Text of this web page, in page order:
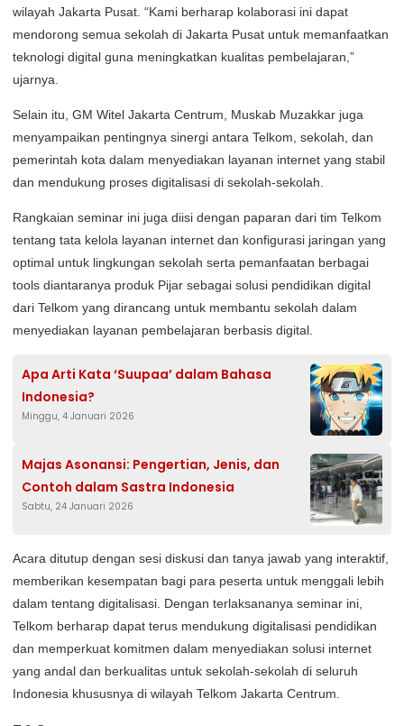
wilayah Jakarta Pusat. “Kami berharap kolaborasi ini dapat
mendorong semua sekolah di Jakarta Pusat untuk memanfaatkan
teknologi digital guna meningkatkan kualitas pembelajaran,”
ujarnya.
Selain itu, GM Witel Jakarta Centrum, Muskab Muzakkar juga
menyampaikan pentingnya sinergi antara Telkom, sekolah, dan
pemerintah kota dalam menyediakan layanan internet yang stabil
dan mendukung proses digitalisasi di sekolah-sekolah.
Rangkaian seminar ini juga diisi dengan paparan dari tim Telkom
tentang tata kelola layanan internet dan konfigurasi jaringan yang
optimal untuk lingkungan sekolah serta pemanfaatan berbagai
tools diantaranya produk Pijar sebagai solusi pendidikan digital
dari Telkom yang dirancang untuk membantu sekolah dalam
menyediakan layanan pembelajaran berbasis digital.
Apa Arti Kata ‘Suupaa’ dalam Bahasa
Indonesia?
Minggu, 4 Januari 2026
Majas Asonansi: Pengertian, Jenis, dan
Contoh dalam Sastra Indonesia
Sabtu, 24 Januari 2026
Acara ditutup dengan sesi diskusi dan tanya jawab yang interaktif,
memberikan kesempatan bagi para peserta untuk menggali lebih
dalam tentang digitalisasi. Dengan terlaksananya seminar ini,
Telkom berharap dapat terus mendukung digitalisasi pendidikan
dan memperkuat komitmen dalam menyediakan solusi internet
yang andal dan berkualitas untuk sekolah-sekolah di seluruh
Indonesia khususnya di wilayah Telkom Jakarta Centrum.